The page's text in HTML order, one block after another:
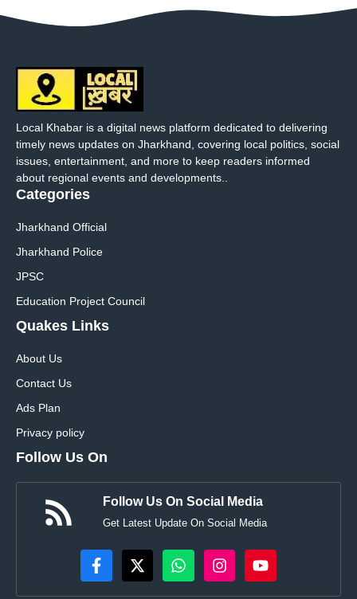
Local Khabar is a digital news platform dedicated to delivering
timely news updates on Jharkhand, covering local politics, social
issues, entertainment, and more to keep readers informed
about regional events and developments..
Categories
Jharkhand Official
Jharkhand Police
JPSC
Education Project Council
Quakes Links
About Us
Contact Us
Ads Plan
Privacy policy
Follow Us On
Follow Us On Social Media
Get Latest Update On Social Media